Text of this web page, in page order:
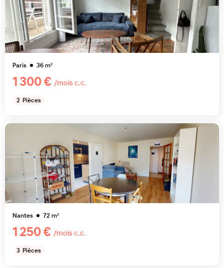
Paris 36m²
1 300 € /mois c.c.
2 Pièces
Nantes 72m²
1 250 € /mois c.c.
3 Pièces